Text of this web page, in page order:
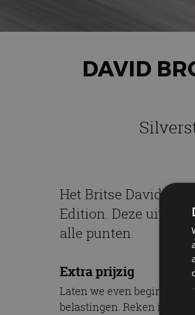
DAVID
Het Britse David
Edition. Deze
alle punten.
Extra prijzig
Laten we even beginnen
belastingen. Reken in